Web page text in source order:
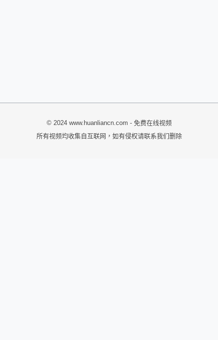
© 2024 www.huanliancn.com - 免费在线视频
所有视频均收集自互联网，如有侵权请联系我们删除